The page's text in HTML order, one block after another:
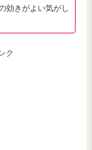
効きがよい気がし
ク